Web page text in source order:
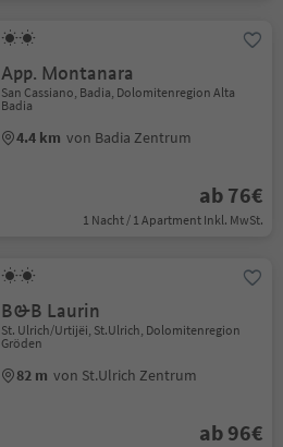
App. Montanara
San Cassiano, Badia, Dolomitenregion Alta
Badia
4.4 km von Badia Zentrum
ab 76€
1 Nacht / 1 Apartment Inkl. MwSt.
B&B Laurin
St. Ulrich/Urtijëi, St.Ulrich, Dolomitenregion
Gröden
82 m von St.Ulrich Zentrum
ab 96€